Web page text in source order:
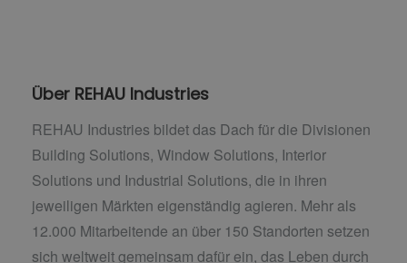
Über REHAU Industries
REHAU Industries bildet das Dach für die Divisionen
Building Solutions, Window Solutions, Interior
Solutions und Industrial Solutions, die in ihren
jeweiligen Märkten eigenständig agieren. Mehr als
12.000 Mitarbeitende an über 150 Standorten setzen
sich weltweit gemeinsam dafür ein, das Leben durch